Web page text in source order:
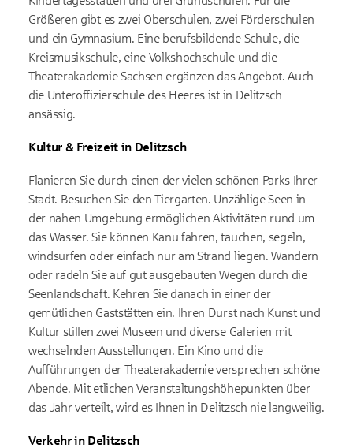
Größeren gibt es zwei Oberschulen, zwei Förderschulen
und ein Gymnasium. Eine berufsbildende Schule, die
Kreismusikschule, eine Volkshochschule und die
Theaterakademie Sachsen ergänzen das Angebot. Auch
die Unteroffizierschule des Heeres ist in Delitzsch
ansässig.
Kultur & Freizeit in Delitzsch
Flanieren Sie durch einen der vielen schönen Parks Ihrer
Stadt. Besuchen Sie den Tiergarten. Unzählige Seen in
der nahen Umgebung ermöglichen Aktivitäten rund um
das Wasser. Sie können Kanu fahren, tauchen, segeln,
windsurfen oder einfach nur am Strand liegen. Wandern
oder radeln Sie auf gut ausgebauten Wegen durch die
Seenlandschaft. Kehren Sie danach in einer der
gemütlichen Gaststätten ein. Ihren Durst nach Kunst und
Kultur stillen zwei Museen und diverse Galerien mit
wechselnden Ausstellungen. Ein Kino und die
Aufführungen der Theaterakademie versprechen schöne
Abende. Mit etlichen Veranstaltungshöhepunkten über
das Jahr verteilt, wird es Ihnen in Delitzsch nie langweilig.
Verkehr in Delitzsch